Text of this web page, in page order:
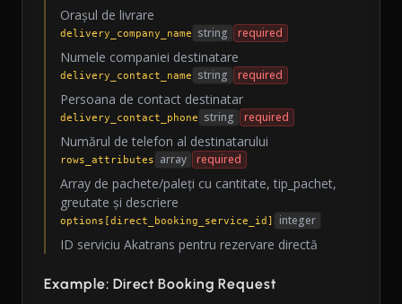
Orașul de livrare
delivery_company_name string required
Numele companiei destinatare
delivery_contact_name string required
Persoana de contact destinatar
delivery_contact_phone string required
Numărul de telefon al destinatarului
rows_attributes array required
Array de pachete/paleți cu cantitate, tip_pachet,
greutate și descriere
options[direct_booking_service_id] integer
ID serviciu Akatrans pentru rezervare directă
Example: Direct Booking Request